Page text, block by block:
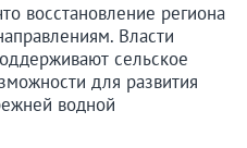
восстановление региона
Власти
сельское
для развития
водной